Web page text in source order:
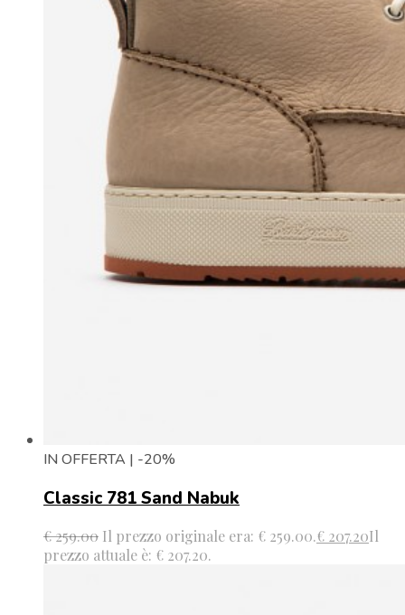
IN OFFERTA | -20%
Classic 781 Sand Nabuk
€259.00 Il prezzo originale era: € 259.00.€ 207.20Il
prezzo attuale è: € 207.20.